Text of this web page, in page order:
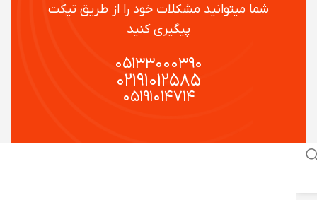
شما میتوانید مشکلات خود را از طریق تیکت
پیگیری کنید
۰۵۱۳۳۰۰۰۳۹۰
۰۲۱۹۱۰۱۲۵۸۵
۰۵۱۹۱۰۱۴۷۱۴